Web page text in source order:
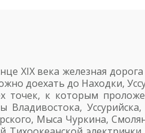
XIX века железная
доехать до Находки,
точек, к которым
Владивостока,
Мыса Чуркина,